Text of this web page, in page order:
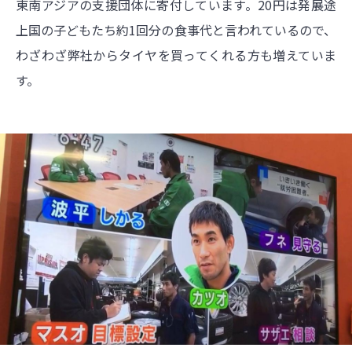
東南アジアの支援団体に寄付しています。20円は発展途
上国の子どもたち約1回分の食事代と言われているので、
わざわざ弊社からタイヤを買ってくれる方も増えていま
す。